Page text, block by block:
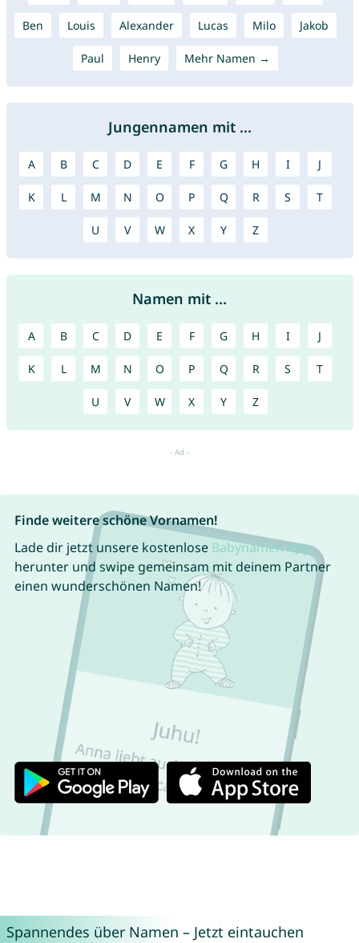
Ben Louis Alexander Lucas Milo Jakob
Paul Henry Mehr Namen →
Jungennamen mit ...
A B C D E F G H I J
K L M N O P Q R S T
U V W X Y Z
Namen mit ...
A B C D E F G H I J
K L M N O P Q R S T
U V W X Y Z
Finde weitere schöne Vornamen!
Lade dir jetzt unsere kostenlose Babynamen App
herunter und swipe gemeinsam mit deinem Partner
einen wunderschönen Namen!
Spannendes über Namen – Jetzt eintauchen